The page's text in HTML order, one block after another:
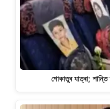
শোকাতুৰ যাত্ৰা;